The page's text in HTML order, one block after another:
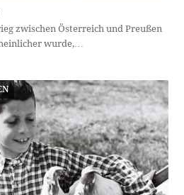
zwischen Österreich und Preußen
wurde,…